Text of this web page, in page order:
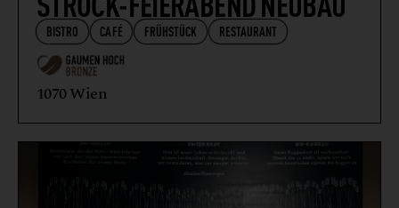
BISTRO CAFÉ FRÜHSTÜCK RESTAURANT
1070 Wien